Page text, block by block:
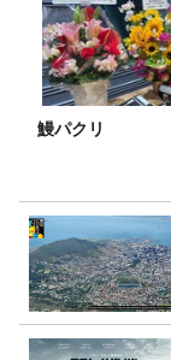
鰻パクリ